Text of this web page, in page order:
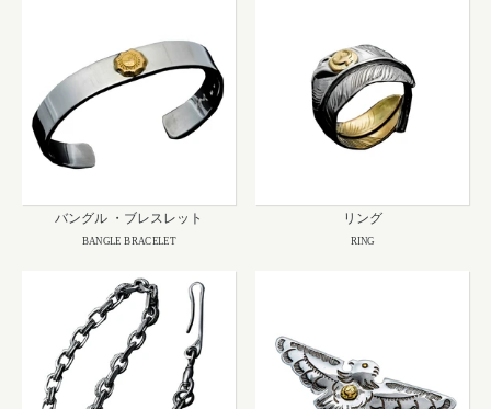
バングル ・ブレスレット
BANGLE BRACELET
リング
RING